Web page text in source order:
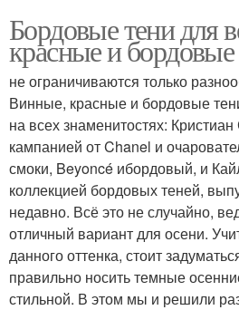
Бордовые тени для
красные и
не ограничиваются только
Винные, красные и бордовые
на всех знаменитостях:
кампанией от Chanel и
смоки, Beyoncé ибордовый, и
коллекцией бордовых теней,
недавно. Всё это не случайно,
отличный вариант для осени.
данного оттенка, стоит
правильно носить темные
стильной. В этом мы и решили